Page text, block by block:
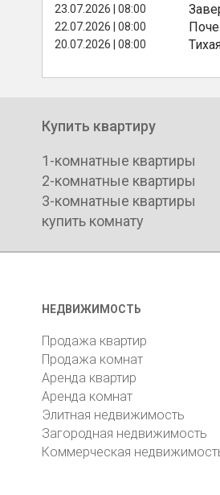
23.07.2026 | 08:00
22.07.2026 | 08:00
20.07.2026 | 08:00
Купить квартиру
1-комнатные квартиры
2-комнатные квартиры
3-комнатные квартиры
купить комнату
НЕДВИЖИМОСТЬ
Продажа квартир
Продажа комнат
Аренда квартир
Аренда комнат
Элитная недвижимость
Загородная недвижимость
Коммерческая